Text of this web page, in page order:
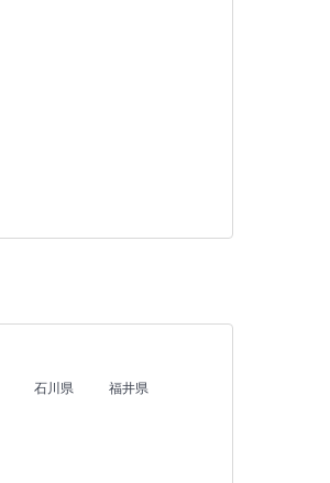
石川県 福井県